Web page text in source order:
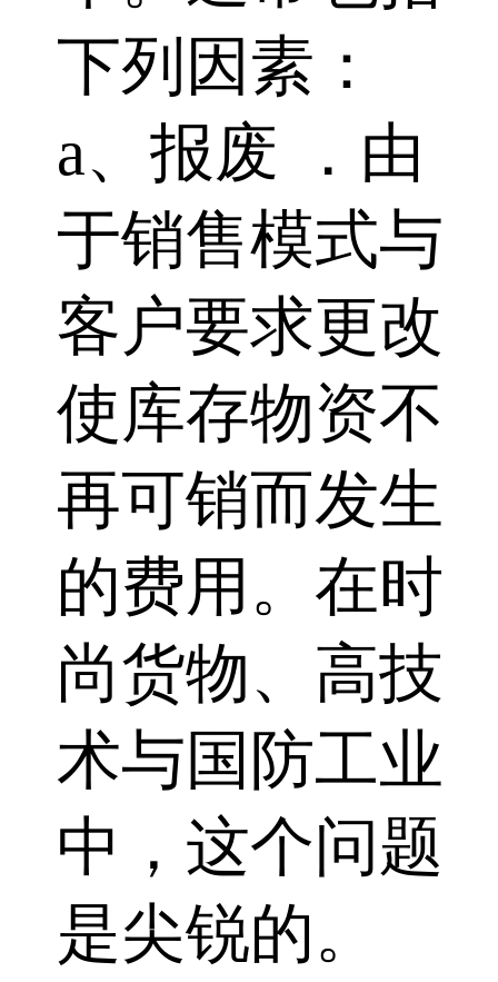
下列因素：
a、报废 ．由
于销售模式与
客户要求更改
使库存物资不
再可销而发生
的费用。在时
尚货物、高技
术与国防工业
中，这个问题
是尖锐的。